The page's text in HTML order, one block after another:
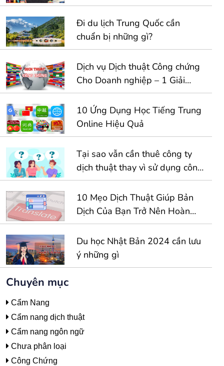
Qua Thử Thách
Đi du lịch Trung Quốc cần
chuẩn bị những gì?
Dịch vụ Dịch thuật Công chứng
Cho Doanh nghiệp – 1 Giải
Pháp Toàn Diện Cho Hồ Sơ
Kinh Doanh Quốc Tế
10 Ứng Dụng Học Tiếng Trung
Online Hiệu Quả
Tại sao vẫn cần thuê công ty
dịch thuật thay vì sử dụng công
cụ dịch tự động
10 Mẹo Dịch Thuật Giúp Bản
Dịch Của Bạn Trở Nên Hoàn
Hảo Hơn
Du học Nhật Bản 2024 cần lưu
ý những gì
Chuyên mục
Cẩm Nang
Cẩm nang dịch thuật
Cẩm nang ngôn ngữ
Chưa phân loại
Công Chứng